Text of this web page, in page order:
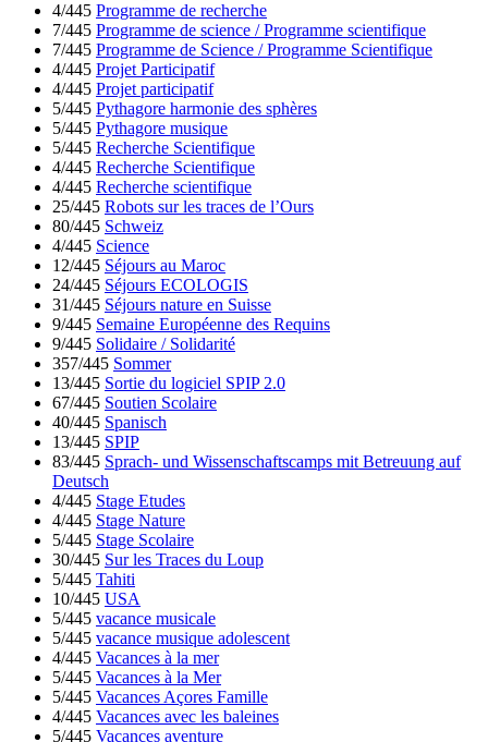
4/445 Programme de recherche
7/445 Programme de science / Programme scientifique
7/445 Programme de Science / Programme Scientifique
4/445 Projet Participatif
4/445 Projet participatif
5/445 Pythagore harmonie des sphères
5/445 Pythagore musique
5/445 Recherche Scientifique
4/445 Recherche Scientifique
4/445 Recherche scientifique
25/445 Robots sur les traces de l’Ours
80/445 Schweiz
4/445 Science
12/445 Séjours au Maroc
24/445 Séjours ECOLOGIS
31/445 Séjours nature en Suisse
9/445 Semaine Européenne des Requins
9/445 Solidaire / Solidarité
357/445 Sommer
13/445 Sortie du logiciel SPIP 2.0
67/445 Soutien Scolaire
40/445 Spanisch
13/445 SPIP
83/445 Sprach- und Wissenschaftscamps mit Betreuung auf
Deutsch
4/445 Stage Etudes
4/445 Stage Nature
5/445 Stage Scolaire
30/445 Sur les Traces du Loup
5/445 Tahiti
10/445 USA
5/445 vacance musicale
5/445 vacance musique adolescent
4/445 Vacances à la mer
5/445 Vacances à la Mer
5/445 Vacances Açores Famille
4/445 Vacances avec les baleines
5/445 Vacances aventure